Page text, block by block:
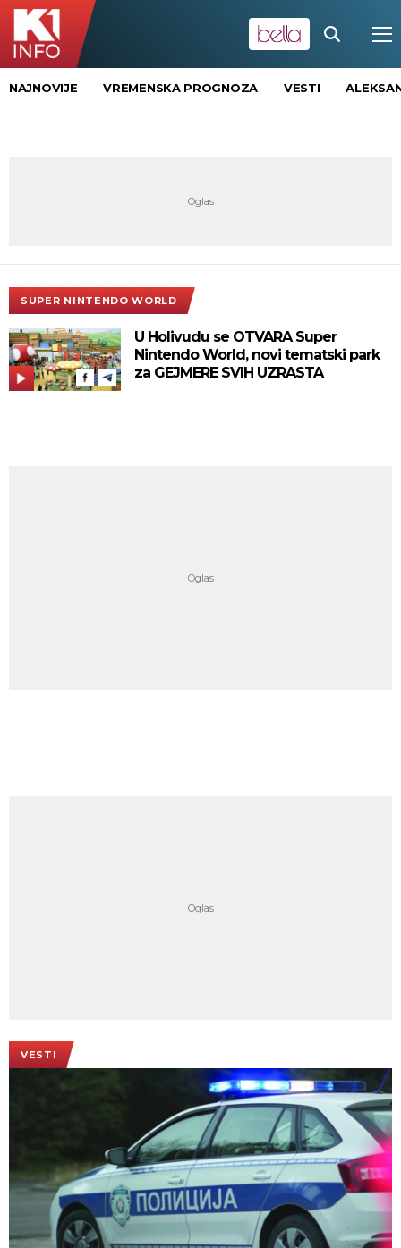
NAJNOVIJE VREMENSKA PROGNOZA VESTI
SUPER NINTENDO WORLD
U Holivudu se OTVARA Super
Nintendo World, novi tematski park
za GEJMERE SVIH UZRASTA
VESTI